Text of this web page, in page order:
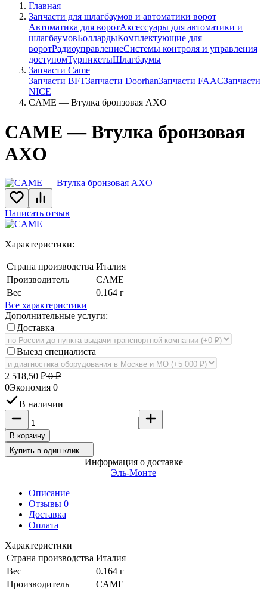
Главная
Запчасти для шлагбаумов и автоматики ворот
Автоматика для воротАксессуары для автоматики и
шлагбаумовБоллардыКомплектующие для
воротРадиоуправлениеСистемы контроля и управления
доступомТурникетыШлагбаумы
Запчасти Came
Запчасти BFTЗапчасти DoorhanЗапчасти FAACЗапчасти
NICE
CAME — Втулка бронзовая AXO
CAME — Втулка бронзовая
AXO
Написать отзыв
Характеристики:
Страна производства Италия
Производитель
CAME
Вес
0.164 г
Все характеристики
Дополнительные услуги:
Доставка
Выезд специалиста
2 518,50 ₽0₽
0Экономия 0
В наличии
В корзину
Купить в один клик
Информация о доставке
Эль-Монте
Описание
Отзывы 0
Доставка
Оплата
Характеристики
Страна производства Италия
Вес
0.164 г
Производитель
CAME